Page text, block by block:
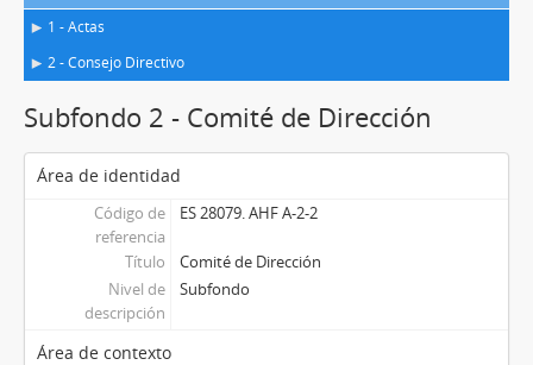
1 - Actas
2 - Consejo Directivo
Subfondo 2 - Comité de Dirección
Área de identidad
Código de
referencia
ES 28079. AHF A-2-2
Título
Comité de Dirección
Nivel de
descripción
Subfondo
Área de contexto